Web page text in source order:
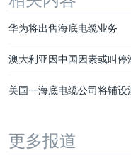
华为将出售海底电缆业务
澳大利亚因中国因素或叫停
美国一海底电缆公司将铺
更多报道